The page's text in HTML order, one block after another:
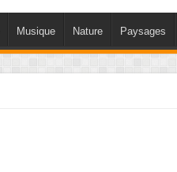
Musique Nature Paysages